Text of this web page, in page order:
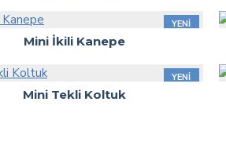
YENI
Mini İkili Kanepe
YENI
Mini Tekli Koltuk